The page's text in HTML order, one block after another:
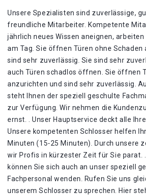
Unsere Spezialisten sind zuverlässige,
freundliche Mitarbeiter. Kompetente
jährlich neues Wissen aneignen,
am Tag. Sie öffnen Türen ohne Schaden
sind sehr zuverlässig. Sie sind sehr
auch Türen schadlos öffnen. Sie öffnen
anzurichten und sind sehr zuverlässig.
steht Ihnen der speziell geschulte
zur Verfügung. Wir nehmen die
ernst. . Unser Hauptservice deckt alle
Unsere kompetenten Schlosser helfen
Minuten (15-25 Minuten). Durch unsere
wir Profis in kürzester Zeit für Sie parat.
können Sie sich auch an unser speziell
Fachpersonal wenden. Rufen Sie uns
unserem Schlosser zu sprechen. Hier